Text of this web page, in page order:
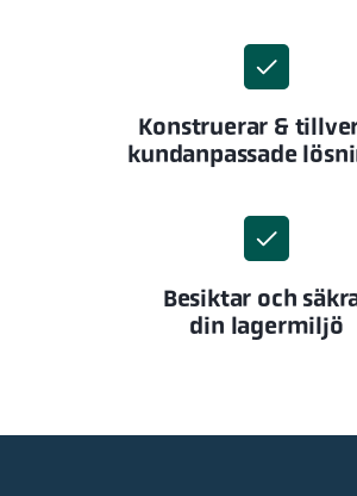
Konstruerar &
kundanpassade
Besiktar och
din lagermiljö